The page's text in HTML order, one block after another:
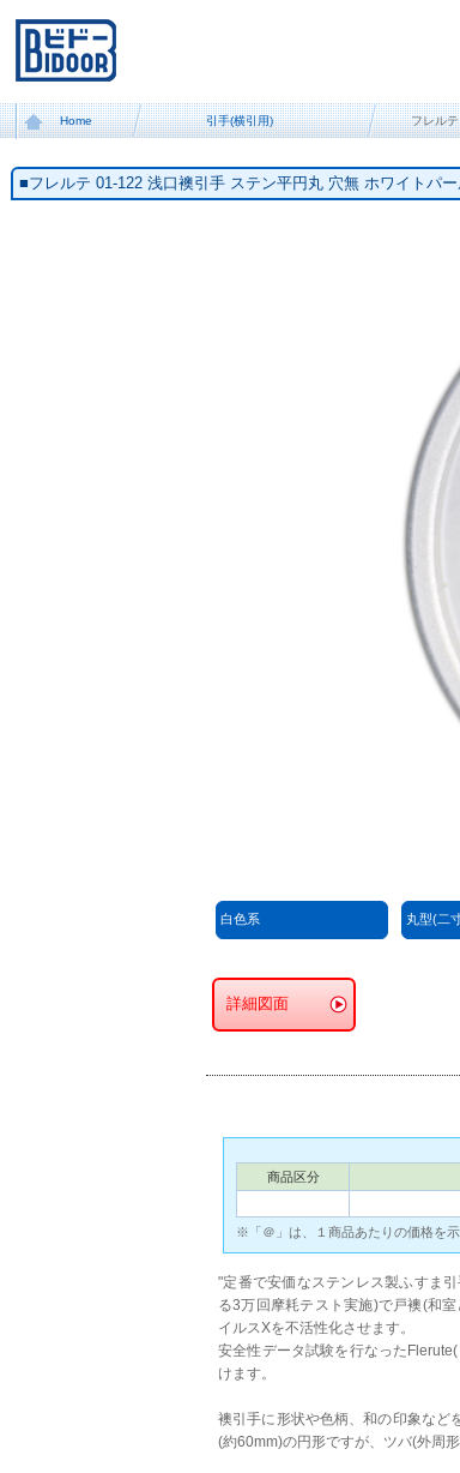
Home 引手(横引用) フレル
■フレルテ 01‐122 浅口襖引手 ステン平円丸 穴無 ホワイトパ
白色系 丸型(二
詳細図面
商品区分
※「＠」は、１商品あたりの価格を
"定番で安価なステンレス製ふすま
る3万回摩耗テスト実施)で戸襖(和
イルスXを不活性化させます。
安全性データ試験を行なった
けます。
襖引手に形状や色柄、和の印象など
(約60mm)の円形ですが、ツバ(外周